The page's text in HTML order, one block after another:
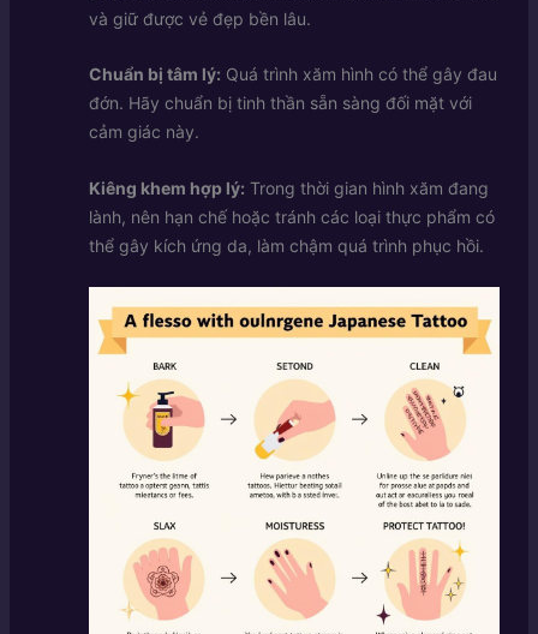
và giữ được vẻ đẹp bền lâu.
Chuẩn bị tâm lý: Quá trình xăm hình có thể gây đau
đớn. Hãy chuẩn bị tinh thần sẵn sàng đối mặt với
cảm giác này.
Kiêng khem hợp lý: Trong thời gian hình xăm đang
lành, nên hạn chế hoặc tránh các loại thực phẩm có
thể gây kích ứng da, làm chậm quá trình phục hồi.